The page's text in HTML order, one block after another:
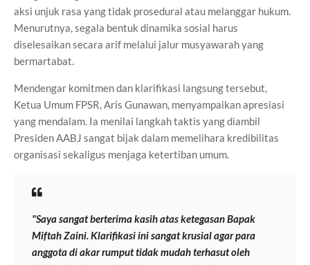
aksi unjuk rasa yang tidak prosedural atau melanggar hukum.
Menurutnya, segala bentuk dinamika sosial harus
diselesaikan secara arif melalui jalur musyawarah yang
bermartabat.
Mendengar komitmen dan klarifikasi langsung tersebut,
Ketua Umum FPSR, Aris Gunawan, menyampaikan apresiasi
yang mendalam. Ia menilai langkah taktis yang diambil
Presiden AABJ sangat bijak dalam memelihara kredibilitas
organisasi sekaligus menjaga ketertiban umum.
"Saya sangat berterima kasih atas ketegasan Bapak
Miftah Zaini. Klarifikasi ini sangat krusial agar para
anggota di akar rumput tidak mudah terhasut oleh